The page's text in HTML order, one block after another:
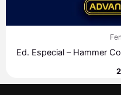
Ed. Especial – Hammer